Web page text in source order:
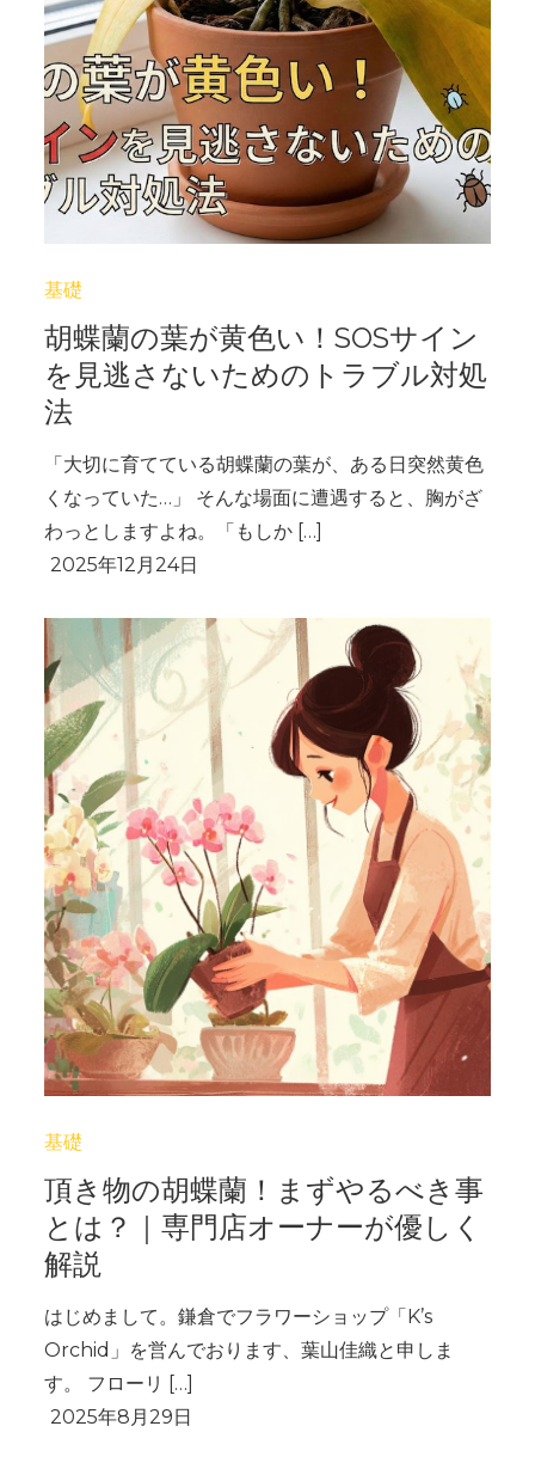
基礎
胡蝶蘭の葉が黄色い！SOSサイン
を見逃さないためのトラブル対処
法
「大切に育てている胡蝶蘭の葉が、ある日突然黄色
くなっていた…」 そんな場面に遭遇すると、胸がざ
わっとしますよね。「もしか […]
基礎
頂き物の胡蝶蘭！まずやるべき事
とは？｜専門店オーナーが優しく
解説
はじめまして。鎌倉でフラワーショップ「K’s
Orchid」を営んでおります、葉山佳織と申しま
す。 フローリ […]